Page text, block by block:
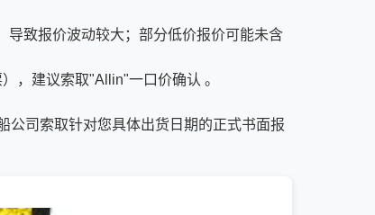
致报价波动较大；部分低价报价可能未含
，建议索取"Allin"一口价确认 。
公司索取针对您具体出货日期的正式书面报